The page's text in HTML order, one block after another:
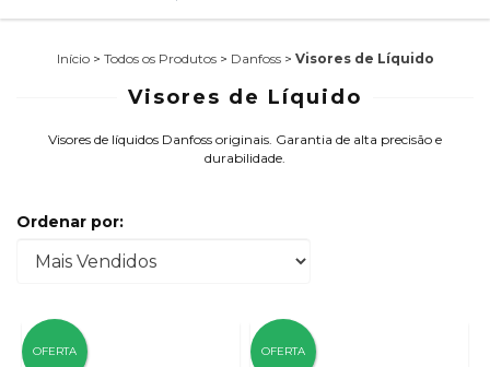
Início > Todos os Produtos > Danfoss > Visores de Líquido
Visores de Líquido
Visores de líquidos Danfoss originais. Garantia de alta precisão e
durabilidade.
Ordenar por:
OFERTA OFERTA